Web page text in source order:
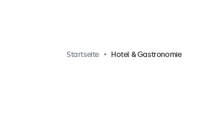
Startseite Hotel & Gastronomie